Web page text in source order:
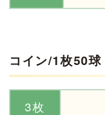
コイン/1枚50球
3枚